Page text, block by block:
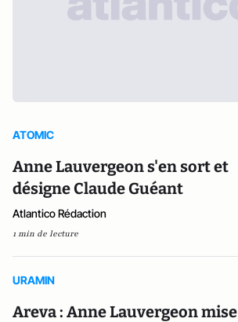
ATOMIC
Anne Lauvergeon s'en sort et
désigne Claude Guéant
Atlantico Rédaction
1 min de lecture
URAMIN
Areva : Anne Lauvergeon mise